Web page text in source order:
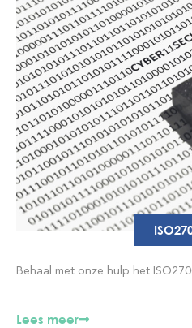
Behaal met onze hulp het
Lees meer